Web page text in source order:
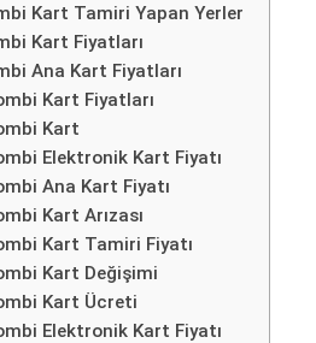
Kart Tamiri Yapan Yerler
Kart Fiyatları
Ana Kart Fiyatları
Kart Fiyatları
Kart
Elektronik Kart Fiyatı
Ana Kart Fiyatı
Kart Arızası
Kart Tamiri Fiyatı
Kart Değişimi
Kart Ücreti
Elektronik Kart Fiyatı